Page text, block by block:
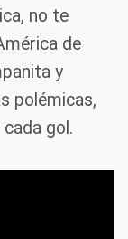
no te
de
y
polémicas,
gol.